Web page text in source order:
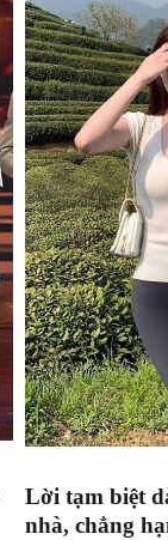
Lời tạm biệt
nhà, chẳng